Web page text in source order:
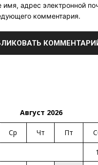
имя, адрес электронной
комментария.
Август 2026
Ср Чт Пт
1